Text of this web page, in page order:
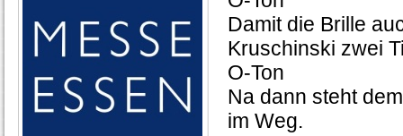
Damit die Brille
Kruschinski zwei
O-Ton
Na dann steht
im Weg.